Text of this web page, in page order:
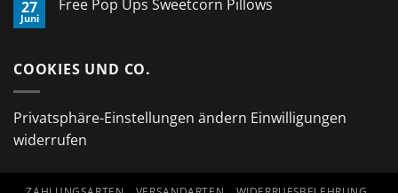
Neue
27
Juni
Free Pop Ups Sweetcorn Pillows
Pop
COOKIES UND CO.
Privatsphäre-Einstellungen ändern Einwilligungen
widerrufen